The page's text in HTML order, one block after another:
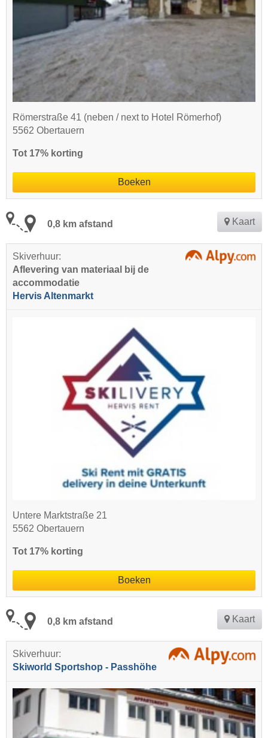
Römerstraße 41 (neben / next to Hotel Römerhof)
5562 Obertauern
Tot 17% korting
Boeken
0,8 km afstand Kaart
Skiverhuur:
Aflevering van materiaal bij de
accommodatie
Hervis Altenmarkt
Untere Marktstraße 21
5562 Obertauern
Tot 17% korting
Boeken
0,8 km afstand Kaart
Skiverhuur:
Skiworld Sportshop - Passhöhe